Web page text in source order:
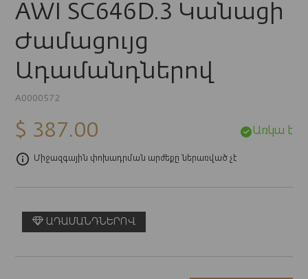
AWI SC646D.3 Կանացի
Ժամացույց
Ադամանդներով
A0000572
$ 387.00 Առկա է
Միջազգային փոխադրման արժեքը ներառված չէ
ԱԴԱՄԱՆԴՆԵՐՈՎ